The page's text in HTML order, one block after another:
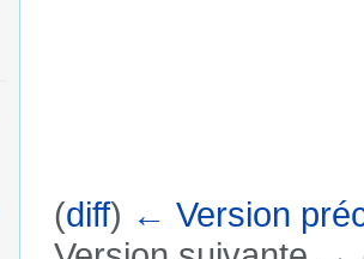
(diff) ← Version